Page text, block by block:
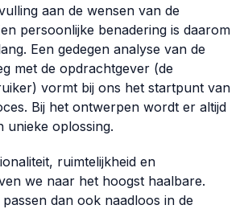
aan de wensen van de
persoonlijke benadering is daarom
Een gedegen analyse van de
met de opdrachtgever (de
vormt bij ons het startpunt van
Bij het ontwerpen wordt er altijd
unieke oplossing.
ruimtelijkheid en
we naar het hoogst haalbare.
dan ook naadloos in de